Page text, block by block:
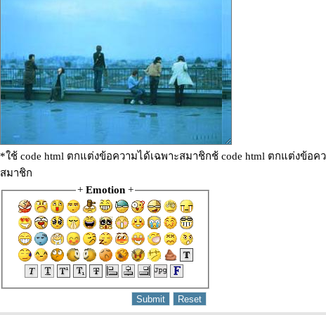
*ใช้ code html ตกแต่งข้อความได้เฉพาะสมาชิกช้ code html ตกแต่งข้อค
สมาชิก
+ Emotion +